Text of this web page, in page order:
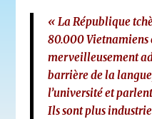
« La République
80.000 Vietnamiens
merveilleusement
barrière de la
l’université et
Ils sont plus